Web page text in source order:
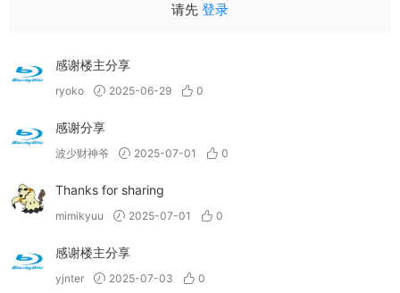
请先 登录
感谢楼主分享
ryoko 2025-06-29 0
感谢分享
波少财神爷 2025-07-01 0
Thanks for sharing
mimikyuu 2025-07-01 0
感谢楼主分享
yjnter 2025-07-03 0